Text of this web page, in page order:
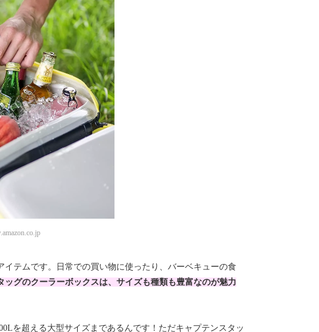
テムです。日常での買い物に使ったり、バーベキューの食
ッグのクーラーボックスは、サイズも種類も豊富なのが魅力
を超える大型サイズまであるんです！ただキャプテンスタッ